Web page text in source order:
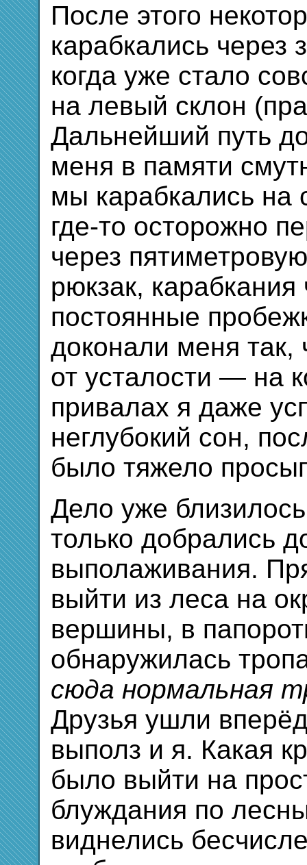
После этого
карабкались через
когда уже стало
на левый склон
Дальнейший путь
меня в памяти
мы карабкались на
где-то осторожно
через
рюкзак,
постоянные
доконали меня так,
от усталости — на
привалах я даже
неглубокий сон,
было тяжело
Дело уже
только добрались
выполаживания.
выйти из леса на
вершины, в
обнаружилась
сюда нормальная
Друзья ушли
выполз и я. Какая
было выйти на
блуждания по
виднелись